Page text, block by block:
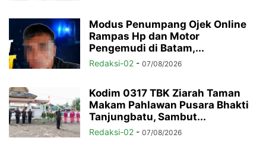
Modus Penumpang Ojek Online
Rampas Hp dan Motor
Pengemudi di Batam,...
Redaksi-02 - 07/08/2026
Kodim 0317 TBK Ziarah Taman
Makam Pahlawan Pusara Bhakti
Tanjungbatu, Sambut...
Redaksi-02 - 07/08/2026